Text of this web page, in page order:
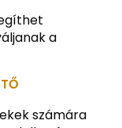
a
számára